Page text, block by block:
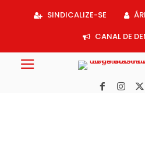
SINDICALIZE-SE
CANAL DE